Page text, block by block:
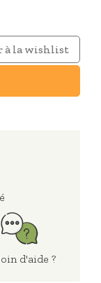
à la wishlist
d'aide ?